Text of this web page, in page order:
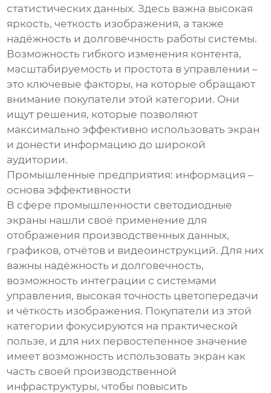
статистических данных. Здесь важна высокая
яркость, четкость изображения, а также
надёжность и долговечность работы системы.
Возможность гибкого изменения контента,
масштабируемость и простота в управлении –
это ключевые факторы, на которые обращают
внимание покупатели этой категории. Они
ищут решения, которые позволяют
максимально эффективно использовать экран
и донести информацию до широкой
аудитории.
Промышленные предприятия: информация –
основа эффективности
В сфере промышленности светодиодные
экраны нашли своё применение для
отображения производственных данных,
графиков, отчётов и видеоинструкций. Для них
важны надёжность и долговечность,
возможность интеграции с системами
управления, высокая точность цветопередачи
и чёткость изображения. Покупатели из этой
категории фокусируются на практической
пользе, и для них первостепенное значение
имеет возможность использовать экран как
часть своей производственной
инфраструктуры, чтобы повысить